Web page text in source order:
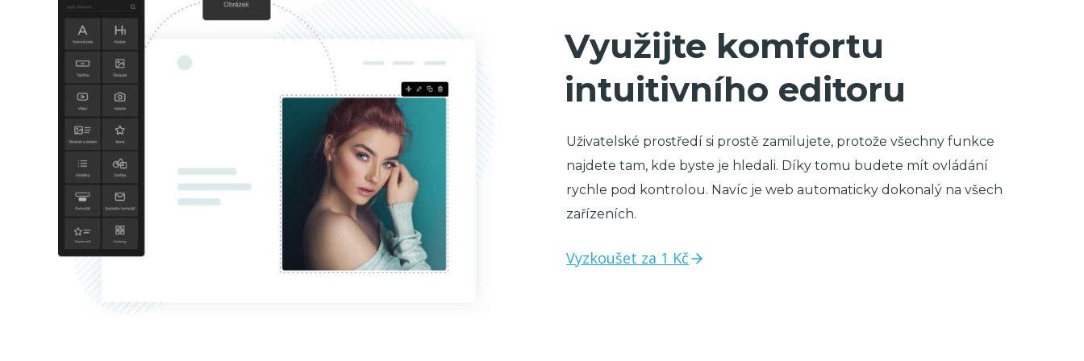
Využijte komfortu
intuitivního editoru
Uživatelské prostředí si prostě zamilujete, protože všechny funkce
najdete tam, kde byste je hledali. Díky tomu budete mít ovládání
rychle pod kontrolou. Navíc je web automaticky dokonalý na všech
zařízeních.
Vyzkoušet za 1 Kč